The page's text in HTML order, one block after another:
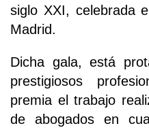
siglo XXI, celebrada
Madrid.
Dicha gala, está
prestigiosos
premia el trabajo
de abogados en